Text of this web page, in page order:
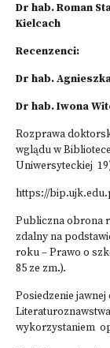
Dr hab. Roman
Kielcach
Recenzenci:
Dr hab.
Dr hab. Iwona
Rozprawa
wglądu w
Uniwersyteckiej
https://
Publiczna obrona
zdalny na
roku – Prawo o
85 ze zm.).
Posiedzenie
wykorzystaniem